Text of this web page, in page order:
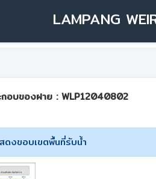
LAMPANG
อบของฝาย : WLP12040802
ดงขอบเขตพื้นที่รับน้ำ